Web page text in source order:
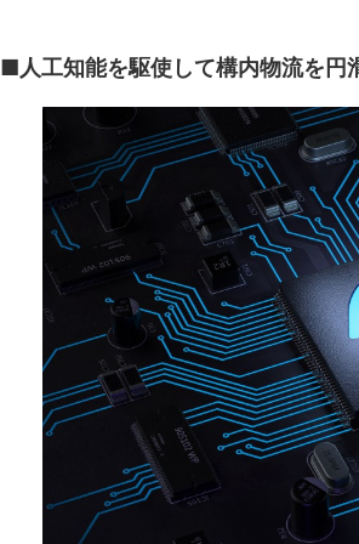
■人工知能を駆使して構内物流を円